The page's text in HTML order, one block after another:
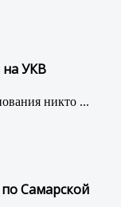
на УКВ
никто ...
Самарской